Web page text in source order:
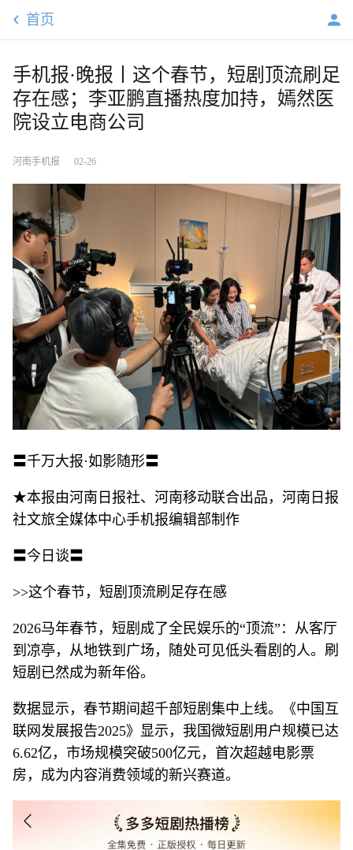
首页
手机报·晚报丨这个春节，短剧顶流刷足
存在感；李亚鹏直播热度加持，嫣然医
院设立电商公司
河南手机报 02-26
〓千万大报·如影随形〓
★本报由河南日报社、河南移动联合出品，河南日报
社文旅全媒体中心手机报编辑部制作
〓今日谈〓
>>这个春节，短剧顶流刷足存在感
2026马年春节，短剧成了全民娱乐的“顶流”：从客厅
到凉亭，从地铁到广场，随处可见低头看剧的人。刷
短剧已然成为新年俗。
数据显示，春节期间超千部短剧集中上线。《中国互
联网发展报告2025》显示，我国微短剧用户规模已达
6.62亿，市场规模突破500亿元，首次超越电影票
房，成为内容消费领域的新兴赛道。